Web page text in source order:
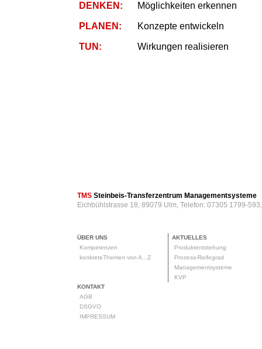
DENKEN: Möglichkeiten erkennen
PLANEN: Konzepte entwickeln
TUN: Wirkungen realisieren
TMS Steinbeis-Transferzentrum Managementsysteme
Eichbühlstrasse 18, 89079 Ulm, Telefon: 07305 1799-
ÜBER UNS
Kompetenzen
konkreteThemen von A...Z
AKTUELLES
Produktentstehung
Prozess-Reifegrad
Managementsysteme
KVP
KONTAKT
AGB
DSGVO
IMPRESSUM